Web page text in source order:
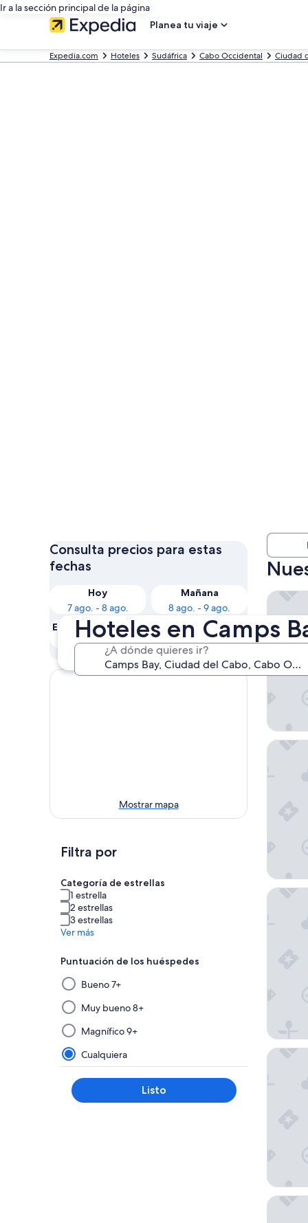
Ir a la sección principal de la página
Planea tu viaje
Expedia.com Hoteles Sudáfrica Cabo Occidental Ciudad
Hoteles en Camps
¿A dónde quieres ir?
Consulta precios para estas
fechas
Hoy
7 ago. - 8 ago.
Mañana
8 ago. - 9 ago.
Este fin de semana
7 ago. - 9 ago.
Próximo fin de
semana
14 ago. - 16 ago.
Mostrar mapa
Filtra por
Categoría de estrellas
1 estrella
2 estrellas
3 estrellas
Ver más
Puntuación de los huéspedes
Al
seleccionar
y
aplicar
un
filtro
de
este
grupo,
Bueno 7+
Muy bueno 8+
Magnífico 9+
Cualquiera
Listo
Taj
AC
The
Urban